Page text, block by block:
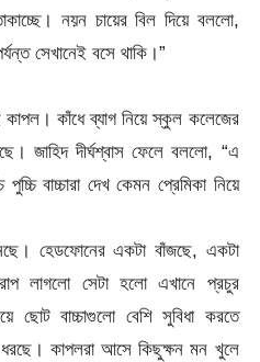
নয়ন চায়ের বিল দিয়ে বললো,
সেখানেই বসে থাকি।”
কাপল। কাঁধে ব্যাগ নিয়ে স্কুল কলেজের
জাহিদ দীর্ঘশ্বাস ফেলে বললো, “এ
বাচ্চারা দেখ কেমন প্রেমিকা নিয়ে
হেডফোনের একটা বাঁজছে, একটা
লাগলো সেটা হলো এখানে প্রচুর
ছোট বাচ্চাগুলো বেশি সুবিধা করতে
কাপলরা আসে কিছুক্ষন মন খুলে